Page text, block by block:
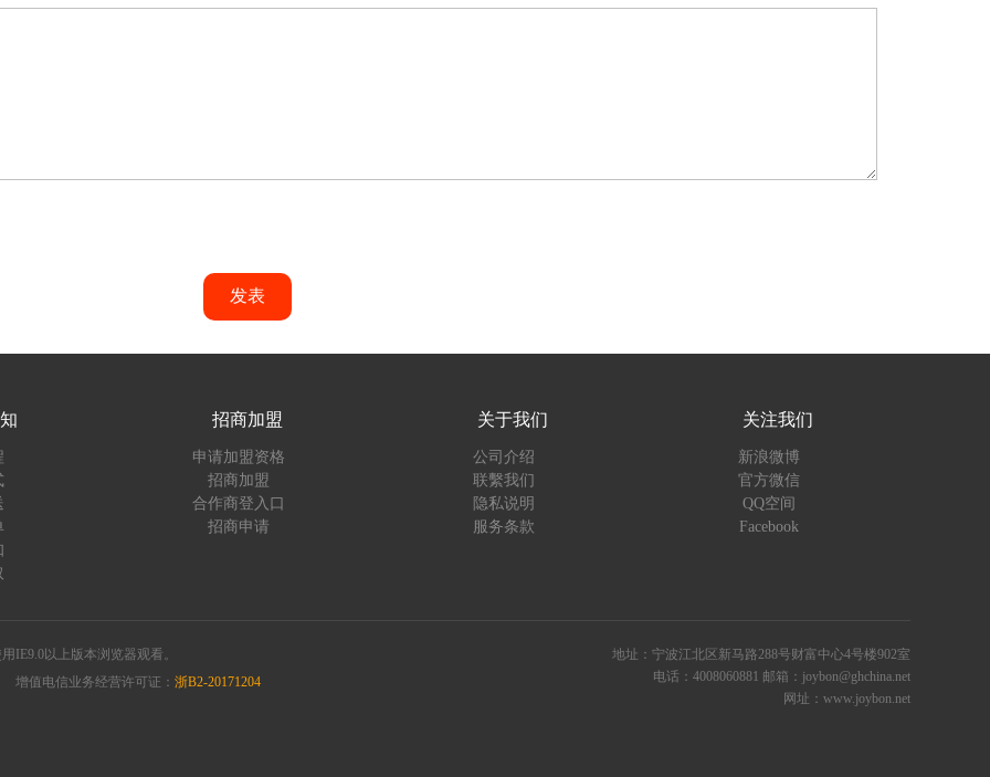
发表
招商加盟
申请加盟资格
招商加盟
合作商登入口
招商申请
关于我们
公司介绍
联繫我们
隐私说明
服务条款
关注我们
新浪微博
官方微信
QQ空间
Facebook
IE9.0以上版本浏览器观看。
增值电信业务经营许可证： 浙B2-20171204
地址：宁波江北区新马路288号财富中心4号楼902室
电话：4008060881 邮箱：joybon@ghchina.net
网址：www.joybon.net